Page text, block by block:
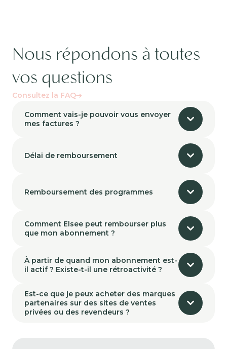
Nous répondons à toutes
vos questions
Consultez la FAQ
Comment vais-je pouvoir vous envoyer
mes factures ?
Délai de remboursement
Remboursement des programmes
Comment Elsee peut rembourser plus
que mon abonnement ?
À partir de quand mon abonnement est-
il actif ? Existe-t-il une rétroactivité ?
Est-ce que je peux acheter des marques
partenaires sur des sites de ventes
privées ou des revendeurs ?